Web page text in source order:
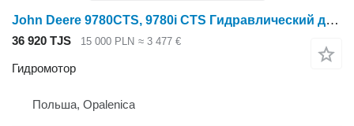
John Deere 9780CTS, 9780i CTS Гидравлический двигатель Гидростатический гидромотор для зерноуборочного комбайна John Deere 9780CTS, 9780i CTS
36 920 TJS 15 000 PLN ≈ 3 477 €
Гидромотор
Польша, Opalenica